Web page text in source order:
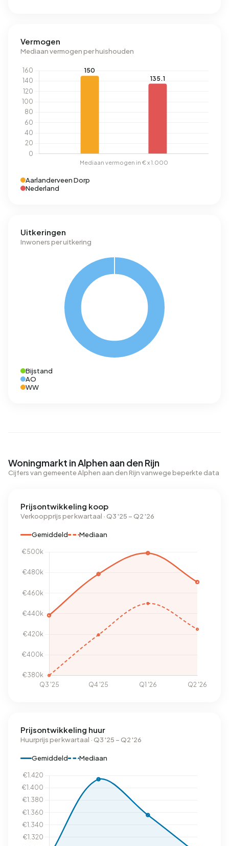
Vermogen
Mediaan vermogen per huishouden
Aarlanderveen Dorp
Nederland
Uitkeringen
Inwoners per uitkering
Bijstand
AO
WW
Woningmarkt in Alphen aan den Rijn
Cijfers van gemeente Alphen aan den Rijn vanwege beperkte data
Prijsontwikkeling koop
Verkoopprijs per kwartaal · Q3 '25 – Q2 '26
Gemiddeld Mediaan
Prijsontwikkeling huur
Huurprijs per kwartaal · Q3 '25 – Q2 '26
Gemiddeld Mediaan